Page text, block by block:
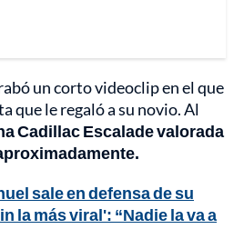
un corto videoclip en el que
que le regaló a su novio. Al
Cadillac Escalade valorada
sale en defensa de su
la más viral': “Nadie la va a